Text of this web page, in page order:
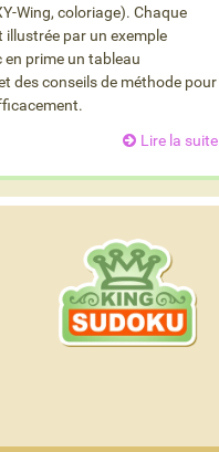
Wing, coloriage). Chaque
illustrée par un exemple
en prime un tableau
des conseils de méthode pour
Lire la suite